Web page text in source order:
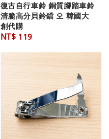
復古自行車鈴 銅質腳踏車鈴
清脆高分貝鈴鐺 오 韓國大
創代購
Regular
NT$ 119